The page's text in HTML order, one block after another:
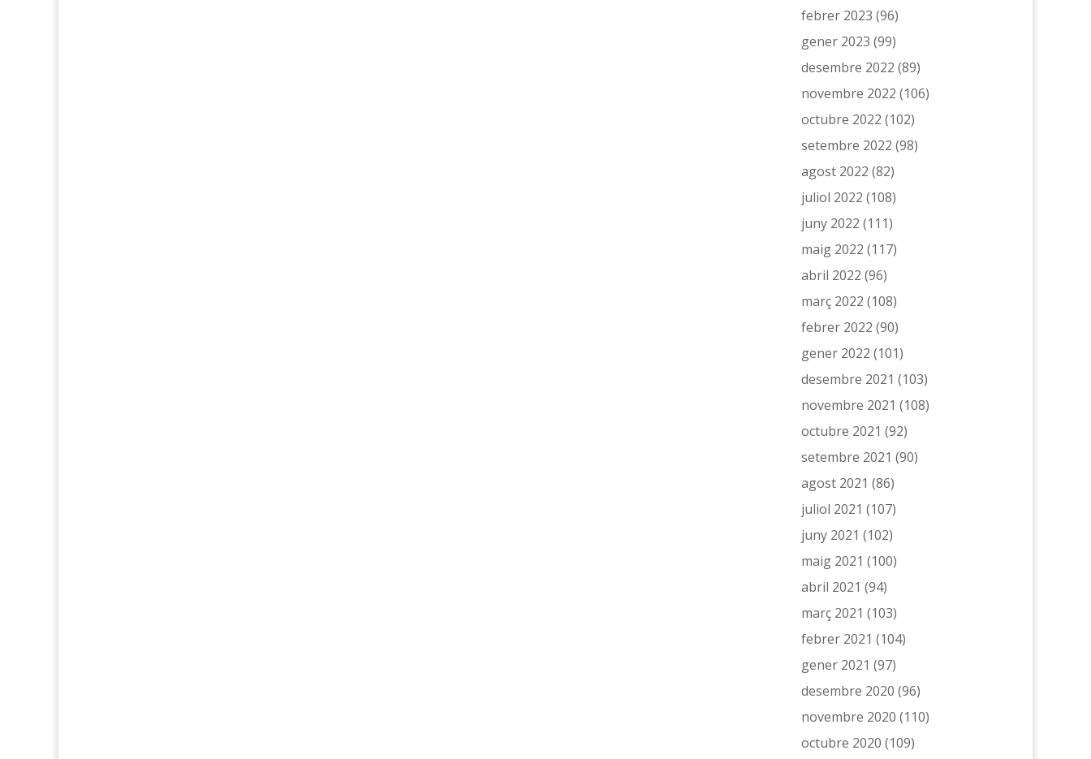
febrer 2023 (96)
gener 2023 (99)
desembre 2022 (89)
novembre 2022 (106)
octubre 2022 (102)
setembre 2022 (98)
agost 2022 (82)
juliol 2022 (108)
juny 2022 (111)
maig 2022 (117)
abril 2022 (96)
març 2022 (108)
febrer 2022 (90)
gener 2022 (101)
desembre 2021 (103)
novembre 2021 (108)
octubre 2021 (92)
setembre 2021 (90)
agost 2021 (86)
juliol 2021 (107)
juny 2021 (102)
maig 2021 (100)
abril 2021 (94)
març 2021 (103)
febrer 2021 (104)
gener 2021 (97)
desembre 2020 (96)
novembre 2020 (110)
octubre 2020 (109)